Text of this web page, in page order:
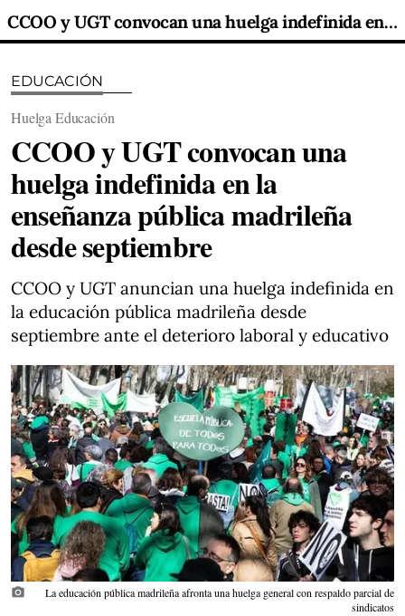
CCOO y UGT convocan una huelga indefinida en la enseñanza pública madrileña desde septiembre
EDUCACIÓN
Huelga Educación
CCOO y UGT convocan una
huelga indefinida en la
enseñanza pública madrileña
desde septiembre
CCOO y UGT anuncian una huelga indefinida en
la educación pública madrileña desde
septiembre ante el deterioro laboral y educativo
photo_camera
La educación pública madrileña afronta una huelga general con respaldo parcial de
sindicatos